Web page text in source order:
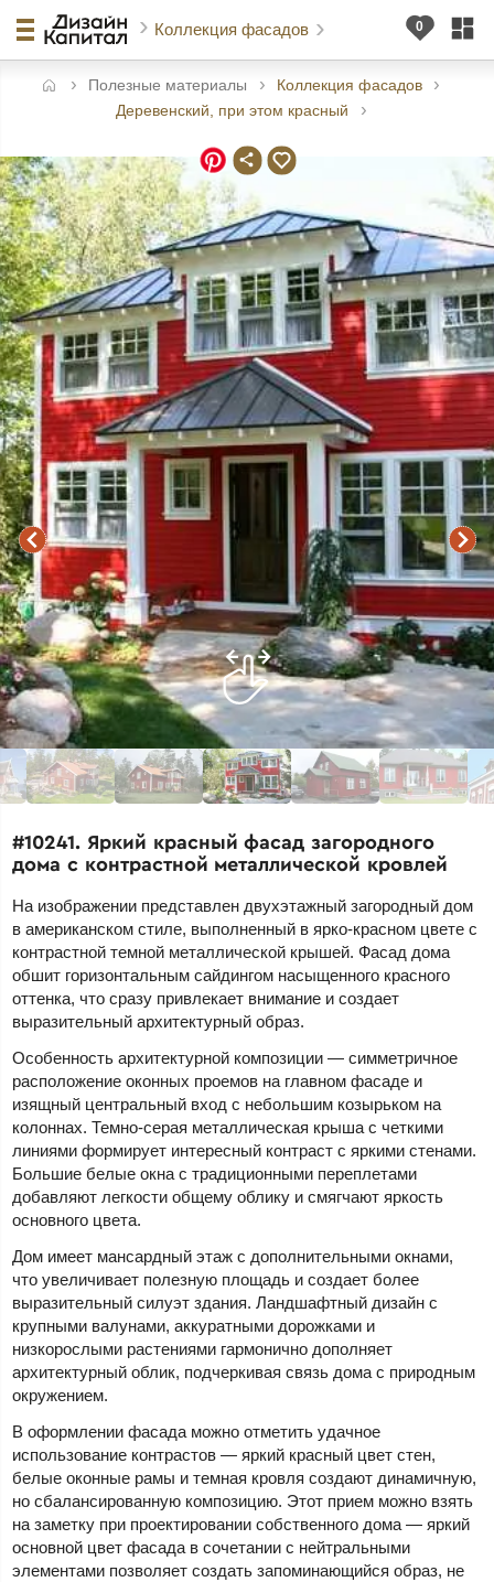
Коллекция фасадов
Полезные материалы
Коллекция фасадов
Деревенский, при этом красный
#10241. Яркий красный фасад загородного
дома с контрастной металлической кровлей
На изображении представлен двухэтажный загородный дом
в американском стиле, выполненный в ярко-красном цвете с
контрастной темной металлической крышей. Фасад дома
обшит горизонтальным сайдингом насыщенного красного
оттенка, что сразу привлекает внимание и создает
выразительный архитектурный образ.
Особенность архитектурной композиции — симметричное
расположение оконных проемов на главном фасаде и
изящный центральный вход с небольшим козырьком на
колоннах. Темно-серая металлическая крыша с четкими
линиями формирует интересный контраст с яркими стенами.
Большие белые окна с традиционными переплетами
добавляют легкости общему облику и смягчают яркость
основного цвета.
Дом имеет мансардный этаж с дополнительными окнами,
что увеличивает полезную площадь и создает более
выразительный силуэт здания. Ландшафтный дизайн с
крупными валунами, аккуратными дорожками и
низкорослыми растениями гармонично дополняет
архитектурный облик, подчеркивая связь дома с природным
окружением.
В оформлении фасада можно отметить удачное
использование контрастов — яркий красный цвет стен,
белые оконные рамы и темная кровля создают динамичную,
но сбалансированную композицию. Этот прием можно взять
на заметку при проектировании собственного дома — яркий
основной цвет фасада в сочетании с нейтральными
элементами позволяет создать запоминающийся образ, не